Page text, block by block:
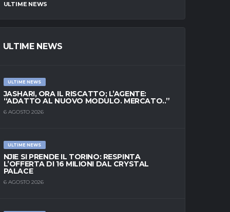
ULTIME NEWS
ULTIME NEWS
ULTIME NEWS
JASHARI, ORA IL RISCATTO; L’AGENTE:
“ADATTO AL NUOVO MODULO. MERCATO..”
6 AGOSTO 2026
ULTIME NEWS
NJIE SI PRENDE IL TORINO: RESPINTA
L’OFFERTA DI 16 MILIONI DAL CRYSTAL
PALACE
6 AGOSTO 2026